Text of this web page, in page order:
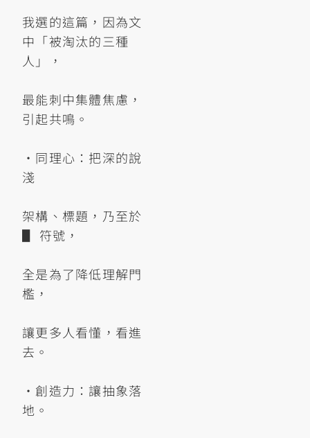
我選的這篇，因為文
中「被淘汰的三種
人」，
最能刺中集體焦慮，
引起共鳴。
•同理心：把深的說
淺
架構、標題，乃至於
▋ 符號，
全是為了降低理解門
檻，
讓更多人看懂，看進
去。
•創造力：讓抽象落
地。